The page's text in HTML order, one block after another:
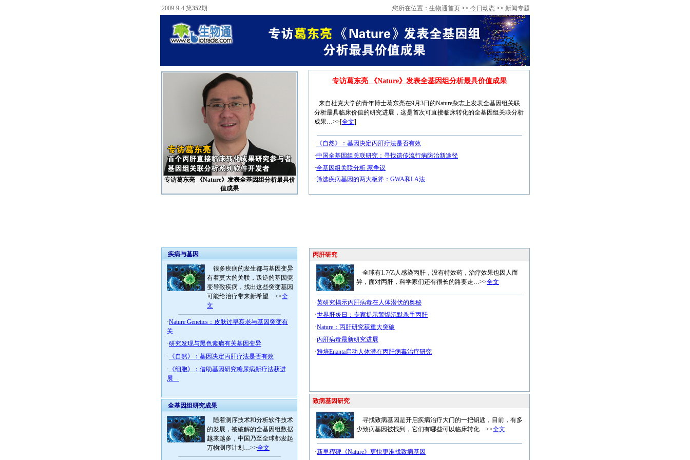
2009-9-4 第352期 您所在位置： 生物通首页 >> 今日动态 >> 新闻专题
专访葛东亮 《Nature》发表全基因组分析最具价
值成果
专访葛东亮 《Nature》发表全基因组分析最具价值成果
来自杜克大学的青年博士葛东亮在9月3日的Nature杂志上发表全基因组关联
分析最具临床价值的研究进展，这是首次可直接临床转化的全基因组关联分析
成果…>>[全文]
· 《自然》：基因决定丙肝疗法是否有效
·中国全基因组关联研究：寻找遗传流行病防治新途径
·全基因组关联分析 惹争议
·筛选疾病基因的两大板斧：GWA和LA法
疾病与基因
很多疾病的发生都与基因变异
有着莫大的关联，叛逆的基因突
变导致疾病，找出这些突变基因
可能给治疗带来新希望…>>全
文
·Nature Genetics：皮肤过早衰老与基因突变有
关
·研究发现与黑色素瘤有关基因变异
· 《自然》：基因决定丙肝疗法是否有效
· 《细胞》：借助基因研究糖尿病新疗法获进
展
全基因组研究成果
随着测序技术和分析软件技术
的发展，被破解的全基因组数据
越来越多，中国乃至全球都发起
万物测序计划…>>全文
丙肝研究
全球有1.7亿人感染丙肝，没有特效药，治疗效果也因人而
异，面对丙肝，科学家们还有很长的路要走…>>全文
·英研究揭示丙肝病毒在人体潜伏的奥秘
·世界肝炎日：专家提示警惕沉默杀手丙肝
·Nature：丙肝研究获重大突破
·丙肝病毒最新研究进展
·雅培Enanta启动人体潜在丙肝病毒治疗研究
致病基因研究
寻找致病基因是开启疾病治疗大门的一把钥匙，目前，有多
少致病基因被找到，它们有哪些可以临床转化…>>全文
·新里程碑《Nature》更快更准找致病基因